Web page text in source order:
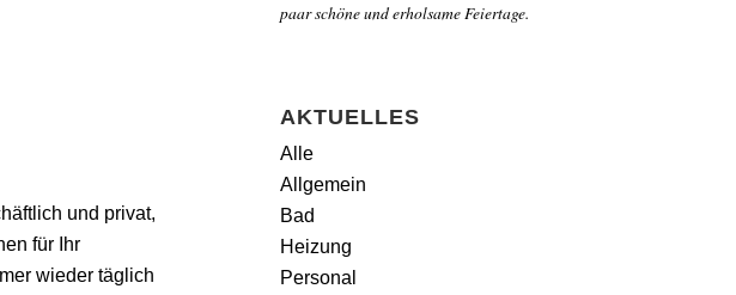
und privat,
für Ihr
wieder täglich
paar schöne und erholsame Feiertage.
AKTUELLES
Alle
Allgemein
Bad
Heizung
Personal